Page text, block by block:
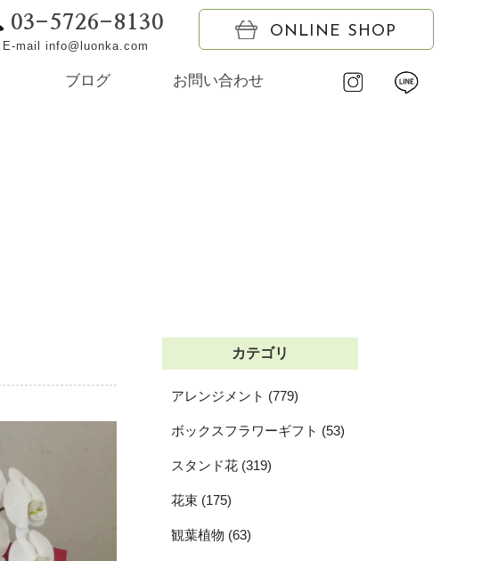
03-5726-8130
E-mail info@luonka.com
ONLINE SHOP
ブログ お問い合わせ
カテゴリ
アレンジメント (779)
ボックスフラワーギフト (53)
スタンド花 (319)
花束 (175)
観葉植物 (63)